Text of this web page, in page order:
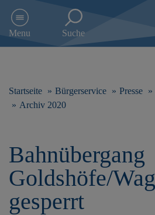
e
Menu Suche
Startseite Bürgerservice Presse
Archiv 2020
Bahnübergang
Goldshöfe/
gesperrt